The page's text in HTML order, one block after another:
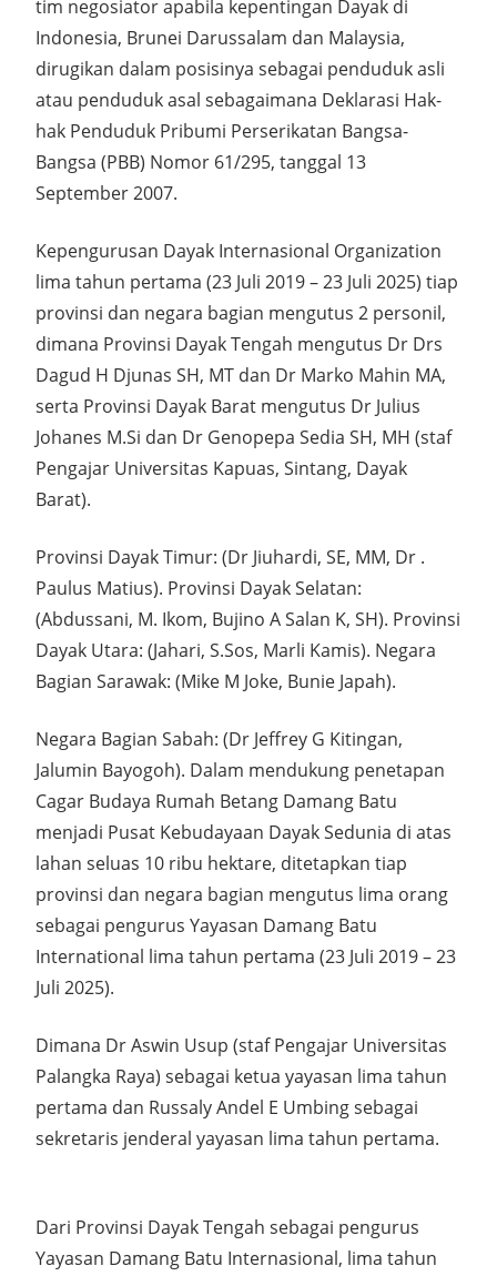
tim negosiator apabila kepentingan Dayak di
Indonesia, Brunei Darussalam dan Malaysia,
dirugikan dalam posisinya sebagai penduduk asli
atau penduduk asal sebagaimana Deklarasi Hak-
hak Penduduk Pribumi Perserikatan Bangsa-
Bangsa (PBB) Nomor 61/295, tanggal 13
September 2007.
Kepengurusan Dayak Internasional Organization
lima tahun pertama (23 Juli 2019 – 23 Juli 2025) tiap
provinsi dan negara bagian mengutus 2 personil,
dimana Provinsi Dayak Tengah mengutus Dr Drs
Dagud H Djunas SH, MT dan Dr Marko Mahin MA,
serta Provinsi Dayak Barat mengutus Dr Julius
Johanes M.Si dan Dr Genopepa Sedia SH, MH (staf
Pengajar Universitas Kapuas, Sintang, Dayak
Barat).
Provinsi Dayak Timur: (Dr Jiuhardi, SE, MM, Dr .
Paulus Matius). Provinsi Dayak Selatan:
(Abdussani, M. Ikom, Bujino A Salan K, SH). Provinsi
Dayak Utara: (Jahari, S.Sos, Marli Kamis). Negara
Bagian Sarawak: (Mike M Joke, Bunie Japah).
Negara Bagian Sabah: (Dr Jeffrey G Kitingan,
Jalumin Bayogoh). Dalam mendukung penetapan
Cagar Budaya Rumah Betang Damang Batu
menjadi Pusat Kebudayaan Dayak Sedunia di atas
lahan seluas 10 ribu hektare, ditetapkan tiap
provinsi dan negara bagian mengutus lima orang
sebagai pengurus Yayasan Damang Batu
International lima tahun pertama (23 Juli 2019 – 23
Juli 2025).
Dimana Dr Aswin Usup (staf Pengajar Universitas
Palangka Raya) sebagai ketua yayasan lima tahun
pertama dan Russaly Andel E Umbing sebagai
sekretaris jenderal yayasan lima tahun pertama.
Dari Provinsi Dayak Tengah sebagai pengurus
Yayasan Damang Batu Internasional, lima tahun